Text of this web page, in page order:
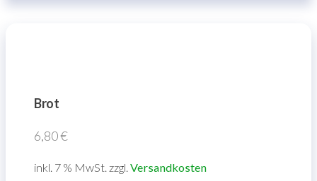
Brot
6,80€
inkl. 7 % MwSt. zzgl. Versandkosten